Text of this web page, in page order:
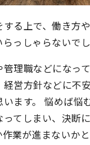
る上で、働き方
っしゃらないでし
管理職などになっ
営方針などに不
います。 悩めば悩
てしまい、決断
業が進まないかと